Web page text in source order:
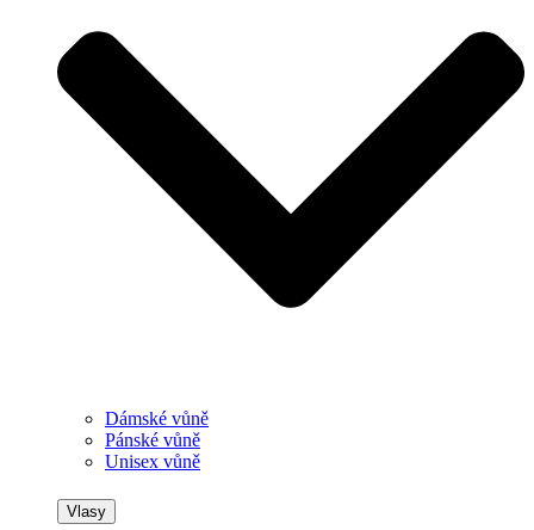
Dámské vůně
Pánské vůně
Unisex vůně
Vlasy